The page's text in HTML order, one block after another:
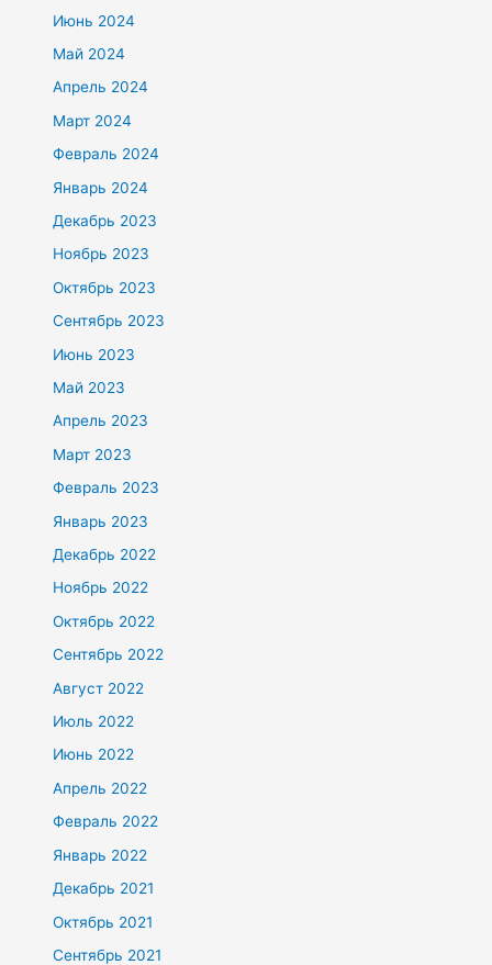
Июнь 2024
Май 2024
Апрель 2024
Март 2024
Февраль 2024
Январь 2024
Декабрь 2023
Ноябрь 2023
Октябрь 2023
Сентябрь 2023
Июнь 2023
Май 2023
Апрель 2023
Март 2023
Февраль 2023
Январь 2023
Декабрь 2022
Ноябрь 2022
Октябрь 2022
Сентябрь 2022
Август 2022
Июль 2022
Июнь 2022
Апрель 2022
Февраль 2022
Январь 2022
Декабрь 2021
Октябрь 2021
Сентябрь 2021